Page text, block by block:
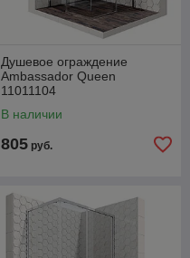
Душевое ограждение
Ambassador Queen
11011104
В наличии
805 руб.